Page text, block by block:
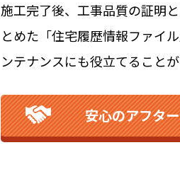
施工完了後、工事品質の証明
とめた「住宅履歴情報ファイ
ンテナンスにも役立てることが
安心のアフタ